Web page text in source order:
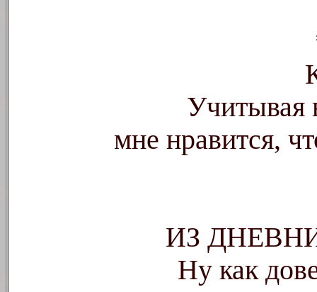
Учитывая
мне нравится,
ИЗ
Ну как